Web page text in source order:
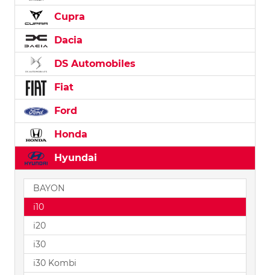
Cupra
Dacia
DS Automobiles
Fiat
Ford
Honda
Hyundai
BAYON
i10
i20
i30
i30 Kombi